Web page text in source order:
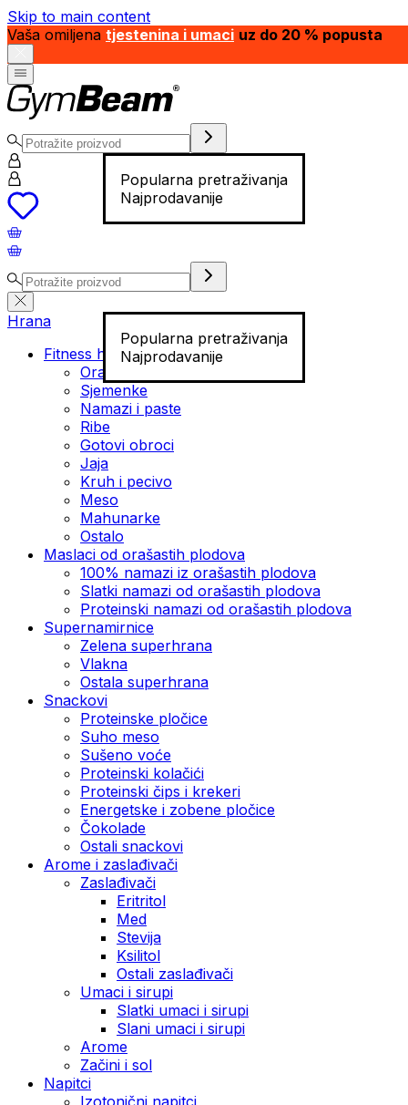
Skip to main content
Vaša omiljena tjestenina i umaci uz do 20 % popusta
Popularna pretraživanja
Najprodavanije
Popularna pretraživanja
Najprodavanije
Hrana
Fitness hrana
Orašasti plodovi
Sjemenke
Namazi i paste
Ribe
Gotovi obroci
Jaja
Kruh i pecivo
Meso
Mahunarke
Ostalo
Maslaci od orašastih plodova
100% namazi iz orašastih plodova
Slatki namazi od orašastih plodova
Proteinski namazi od orašastih plodova
Supernamirnice
Zelena superhrana
Vlakna
Ostala superhrana
Snackovi
Proteinske pločice
Suho meso
Sušeno voće
Proteinski kolačići
Proteinski čips i krekeri
Energetske i zobene pločice
Čokolade
Ostali snackovi
Arome i zaslađivači
Zaslađivači
Eritritol
Med
Stevija
Ksilitol
Ostali zaslađivači
Umaci i sirupi
Slatki umaci i sirupi
Slani umaci i sirupi
Arome
Začini i sol
Napitci
Izotonični napitci